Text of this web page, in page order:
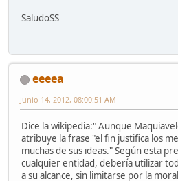
SaludoSS
eeeea
Junio 14, 2012, 08:00:51 AM
Dice la wikipedia:" Aunque
atribuye la frase "el fin justifica los
muchas de sus ideas." Según esta
cualquier entidad, debería utilizar
a su alcance, sin limitarse por la